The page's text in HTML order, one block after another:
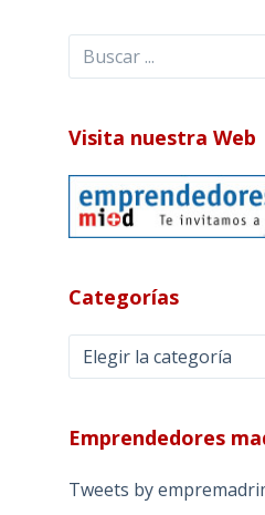
Buscar
Visita nuestra Web
Categorías
Categorías
Emprendedores
Tweets by